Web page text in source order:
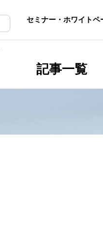
セミナー・ホワイトペ
記事一覧